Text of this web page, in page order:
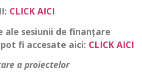
CLICK AICI
ale sesiunii de finanțare
fi accesate aici: CLICK AICI
a proiectelor